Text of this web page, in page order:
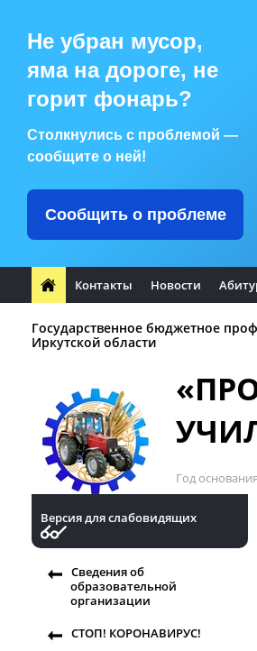
Не убран мусор,
яма на дороге, не
горит фонарь?
Столкнулись с проблемой —
сообщите о ней!
Сообщить о проблеме
Контакты Новости
Государственное бюджетное
Иркутской области
Год основания
Версия для слабовидящих
Сведения об
образовательной
организации
СТОП! КОРОНАВИРУС!